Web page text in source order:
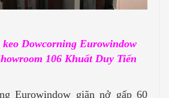
Dowcorning Eurowindow
106 Khuất Duy Tiến
Eurowindow giãn nở gấp 60